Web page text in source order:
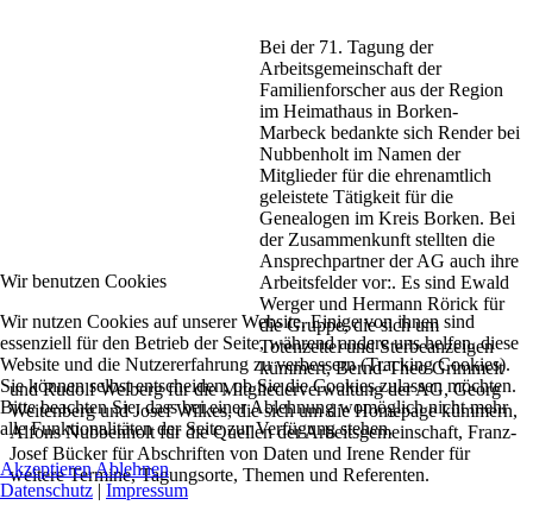
Bei der 71. Tagung der
Arbeitsgemeinschaft der
Familienforscher aus der Region
im Heimathaus in Borken-
Marbeck bedankte sich Render bei
Nubbenholt im Namen der
Mitglieder für die ehrenamtlich
geleistete Tätigkeit für die
Genealogen im Kreis Borken. Bei
der Zusammenkunft stellten die
Ansprechpartner der AG auch ihre
Arbeitsfelder vor:. Es sind Ewald
Werger und Hermann Rörick für
die Gruppe, die sich um
Totenzettel und Sterbeanzeigen
kümmert, Bernd-Theo Grimmelt
und Rudolf Welberg für die Mitgliederverwaltung der AG, Georg
Weitenberg und Josef Wilkes, die sich um die Homepage kümmern,
Alfons Nubbenholt für die Quellen der Arbeitsgemeinschaft, Franz-
Josef Bücker für Abschriften von Daten und Irene Render für
weitere Termine, Tagungsorte, Themen und Referenten.
Wir benutzen Cookies
Wir nutzen Cookies auf unserer Website. Einige von ihnen sind
essenziell für den Betrieb der Seite, während andere uns helfen, diese
Website und die Nutzererfahrung zu verbessern (Tracking Cookies).
Sie können selbst entscheiden, ob Sie die Cookies zulassen möchten.
Bitte beachten Sie, dass bei einer Ablehnung womöglich nicht mehr
alle Funktionalitäten der Seite zur Verfügung stehen.
AkzeptierenAblehnen
Datenschutz | Impressum